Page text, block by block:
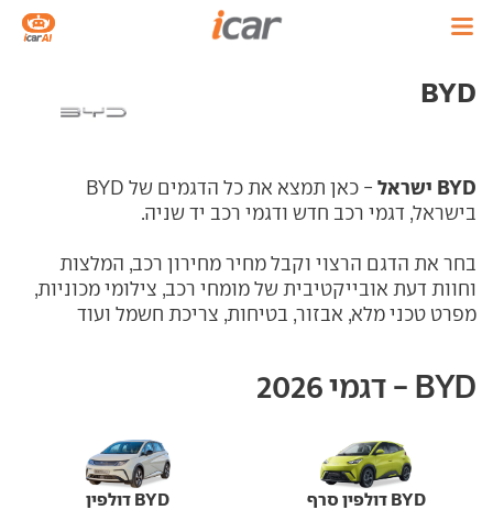
BYD
BYD ישראל
- כאן תמצא את כל הדגמים של BYD
בישראל, דגמי רכב חדש ודגמי רכב יד שניה.
בחר את הדגם הרצוי וקבל מחיר מחירון רכב, המלצות
וחוות דעת אובייקטיבית של מומחי רכב, צילומי מכוניות,
מפרט טכני מלא, אבזור, בטיחות, צריכת חשמל ועוד
BYD - דגמי 2026
BYD דולפין סרף BYD דולפין